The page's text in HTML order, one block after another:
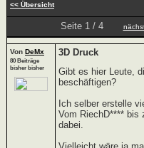
<< Übersicht
Seite 1 / 4
Von DeMx
80 Beiträge
bisher bisher
3D Druck
Gibt es hier Leute,
beschäftigen?
Ich selber erstelle
Vom RiechD**** bis
dabei.